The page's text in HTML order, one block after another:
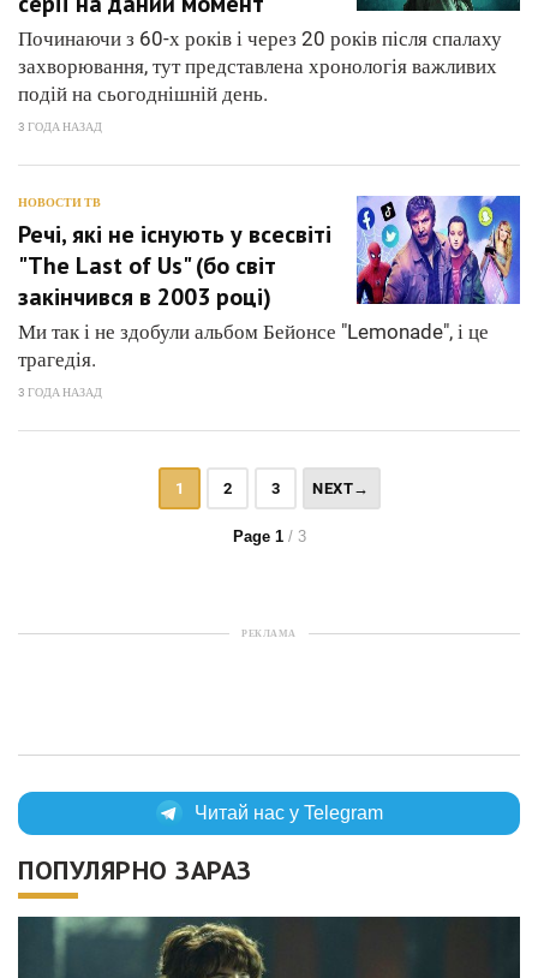
Починаючи з 60-х років і через 20 років після спалаху
захворювання, тут представлена хронологія важливих
подій на сьогоднішній день.
3 ГОДА НАЗАД
НОВОСТИ ТВ
Речі, які не існують у всесвіті
"The Last of Us" (бо світ
закінчився в 2003 році)
Ми так і не здобули альбом Бейонсе "Lemonade", і це
трагедія.
3 ГОДА НАЗАД
1 2 3 NEXT→
Page 1 / 3
РЕКЛАМА
Читай нас у Telegram
ПОПУЛЯРНО ЗАРАЗ